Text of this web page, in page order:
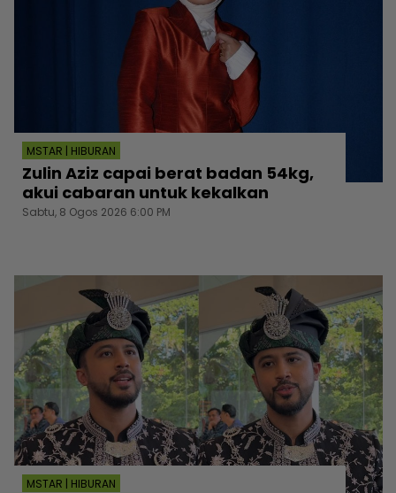
MSTAR | HIBURAN
Zulin Aziz capai berat badan 54kg,
akui cabaran untuk kekalkan
Sabtu, 8 Ogos 2026 6:00 PM
MSTAR | HIBURAN